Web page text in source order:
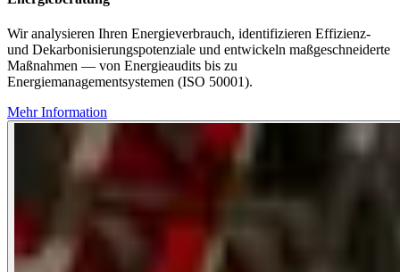
Wir analysieren Ihren Energieverbrauch, identifizieren Effizienz-
und Dekarbonisierungspotenziale und entwickeln maßgeschneiderte
Maßnahmen — von Energieaudits bis zu
Energiemanagementsystemen (ISO 50001).
Mehr Information